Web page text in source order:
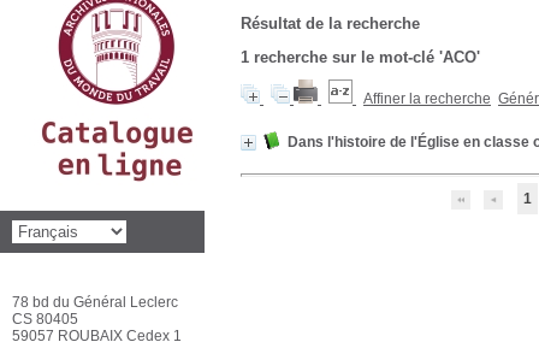
Résultat de la recherche
1 recherche sur le mot-clé 'ACO'
Affiner la recherche
Dans l'histoire de l'Église en classe
1
78 bd du Général Leclerc
CS 80405
59057 ROUBAIX Cedex 1